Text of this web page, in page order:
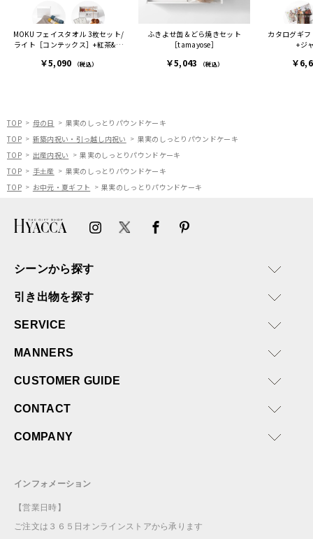
ルアドレスを誤って入力し
登録してログインできなく
困った際にも、迅速に回答
連絡があり大変助かりまし
MOKU フェイスタオル 3枚セット/
ライト［コンテックス］+紅茶&ス
￥5,090 （税込）
ふきよせ缶＆どら焼きセット
［tamayose］
￥5,043 （税込）
カタログギ
+ジ
￥
TOP 母の日
果実のしっとりパウンドケーキ
TOP
新築内祝い・引っ越し内祝い
果実のしっとりパウンドケーキ
TOP
出産内祝い
果実のしっとりパウンドケーキ
TOP
手土産
果実のしっとりパウンドケーキ
TOP
お中元・夏ギフト 果実のしっとりパウンドケーキ
シーンから探す
引き出物を探す
SERVICE
MANNERS
CUSTOMER GUIDE
CONTACT
COMPANY
インフォメーション
【営業日時】
ご注文は３６５日オンラインストアから承ります